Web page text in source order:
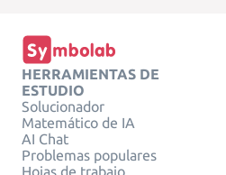
HERRAMIENTAS DE
ESTUDIO
Solucionador
Matemático de IA
AI Chat
Problemas populares